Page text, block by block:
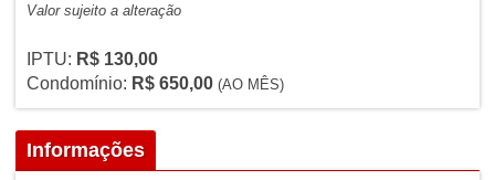
Valor sujeito a alteração
IPTU: R$ 130,00
Condomínio: R$ 650,00 (AO MÊS)
Informações